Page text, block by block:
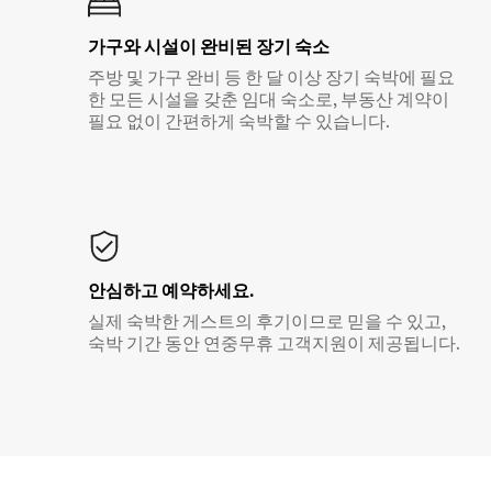
가구와 시설이 완비된 장기 숙소
주방 및 가구 완비 등 한 달 이상 장기 숙박에 필요
한 모든 시설을 갖춘 임대 숙소로, 부동산 계약이
필요 없이 간편하게 숙박할 수 있습니다.
안심하고 예약하세요.
실제 숙박한 게스트의 후기이므로 믿을 수 있고,
숙박 기간 동안 연중무휴 고객지원이 제공됩니다.